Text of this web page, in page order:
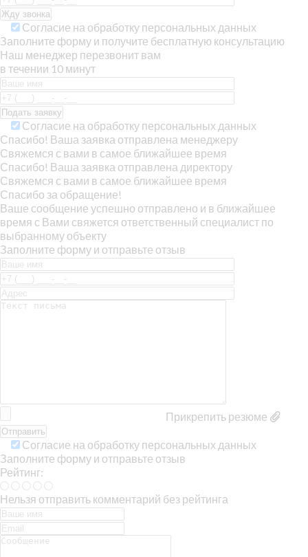
Согласие на обработку персональных данных
Заполните форму и получите бесплатную консультацию
Наш менеджер перезвонит вам
в течении 10 минут
Согласие на обработку персональных данных
Спасибо! Ваша заявка отправлена менеджеру
Свяжемся с вами в самое ближайшее время
Спасибо! Ваша заявка отправлена директору
Свяжемся с вами в самое ближайшее время
Спасибо за обращение!
Ваше сообщение успешно отправлено и в ближайшее
время с Вами свяжется ответственный специалист по
выбранному объекту
Заполните форму и отправьте отзыв
Прикрепить резюме
Согласие на обработку персональных данных
Заполните форму и отправьте отзыв
Рейтинг:
Нельзя отправить комментарий без рейтинга